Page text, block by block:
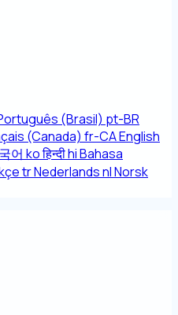
(Brasil) pt-BR
(Canada) fr-CAEnglish
어 koहिन्दीhiBahasa
trNederlandsnlNorsk